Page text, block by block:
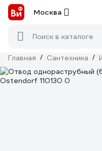
Москва
Поиск в каталоге
Главная / Сантехника /